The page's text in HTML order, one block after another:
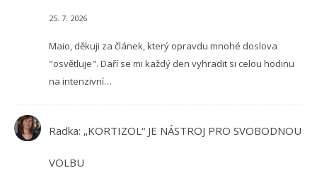
25. 7. 2026
Maio, děkuji za článek, který opravdu mnohé doslova
"osvětluje". Daří se mi každý den vyhradit si celou hodinu
na intenzivní…
Radka: „KORTIZOL“ JE NÁSTROJ PRO SVOBODNOU
VOLBU